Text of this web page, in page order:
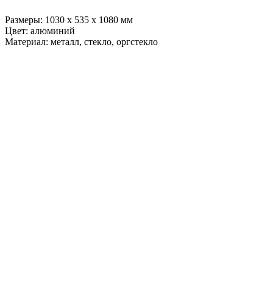
Размеры: 1030 х 535 х 1080 мм
Цвет: алюминий
Материал: металл, стекло, оргстекло